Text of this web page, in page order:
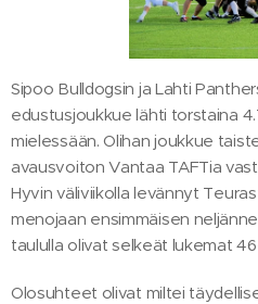
Sipoo Bulldogsin ja Lahti
edustusjoukkue lähti torstaina
mielessään. Olihan joukkue
avausvoiton Vantaa TAFTia
Hyvin väliviikolla levännyt
menojaan ensimmäisen
taululla olivat selkeät lukemat
Olosuhteet olivat miltei